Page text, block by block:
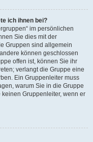
ich ihnen bei?
im persönlichen
Sie dies mit der
Gruppen sind allgemein
können geschlossen
offen ist, können Sie ihr
verlangt die Gruppe eine
Ein Gruppenleiter muss
warum Sie in die Gruppe
Gruppenleiter, wenn er